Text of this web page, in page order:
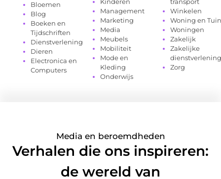
Bloemen
Blog
Boeken en
Tijdschriften
Dienstverlening
Dieren
Electronica en
Computers
Management
Marketing
Media
Meubels
Mobiliteit
Mode en
Kleding
Onderwijs
Winkelen
Woning en Tuin
Woningen
Zakelijk
Zakelijke
dienstverlening
Zorg
Media en beroemdheden
Verhalen die ons inspireren:
de wereld van